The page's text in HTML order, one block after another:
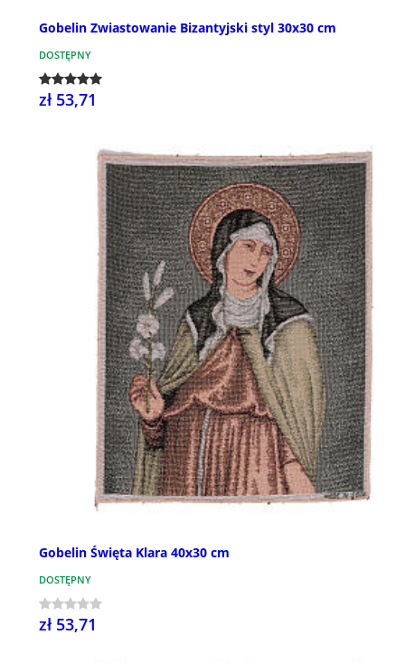
Gobelin Zwiastowanie Bizantyjski styl 30x30 cm
DOSTĘPNY
zł 53,71
Gobelin Święta Klara 40x30 cm
DOSTĘPNY
zł 53,71